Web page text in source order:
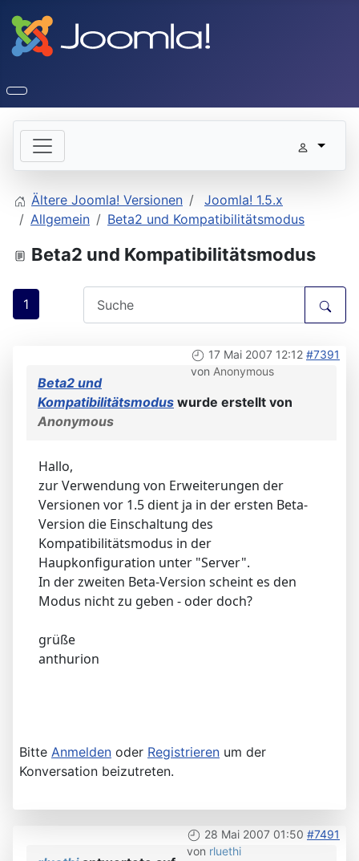
Ältere Joomla! Versionen
Joomla! 1.5.x
Allgemein
Beta2 und Kompatibilitätsmodus
Beta2 und Kompatibilitätsmodus
1
17 Mai 2007 12:12 #7391
von Anonymous
Beta2 und
Kompatibilitätsmodus wurde erstellt von
Anonymous
Hallo,
zur Verwendung von Erweiterungen der
Versionen vor 1.5 dient ja in der ersten Beta-
Version die Einschaltung des
Kompatibilitätsmodus in der
Haupkonfiguration unter "Server".
In der zweiten Beta-Version scheint es den
Modus nicht zu geben - oder doch?
grüße
anthurion
Bitte Anmelden oder Registrieren um der
Konversation beizutreten.
28 Mai 2007 01:50 #7491
von rluethi